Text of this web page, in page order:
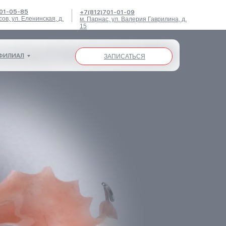
05-85
ул. Еленинская, д.
+7(812)701-01-09
м. Парнас, ул. Валерия Гаврилина, д.
15
ЗАПИСАТЬСЯ
ЗАПИСАТЬСЯ